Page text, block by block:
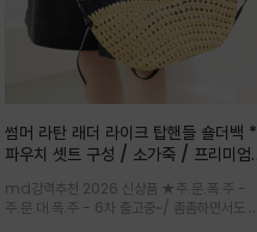
썸머 라탄 래더 라이크 탑핸들 숄더백 *
파우치 셋트 구성 / 소가죽 / 프리미엄
라이크 배색이 조화롭게 어우러진 탑핸
들 숄더백
md강력추천 2026 신상품 ★주.문.폭.주 -
주.문.대.폭.주 - 6차 출고중~/ 촘촘하면서도 입